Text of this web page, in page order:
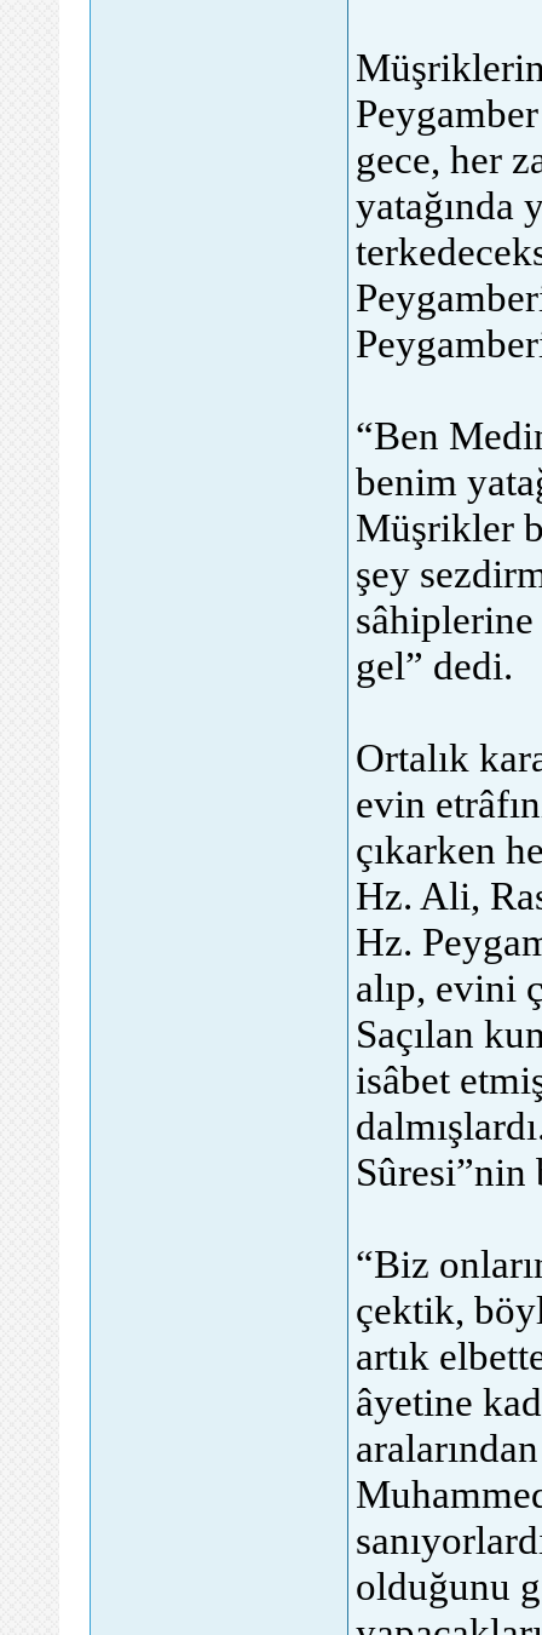
gece, her
yatağında
“Ben
benim
Müşrikler
şey
sâhiplerine
gel” dedi.
Ortalık
evin
çıkarken
Hz. Ali,
Hz.
alıp, evini
Saçılan
isâbet
Sûresi”nin
“Biz
çektik,
artık
âyetine
olduğunu